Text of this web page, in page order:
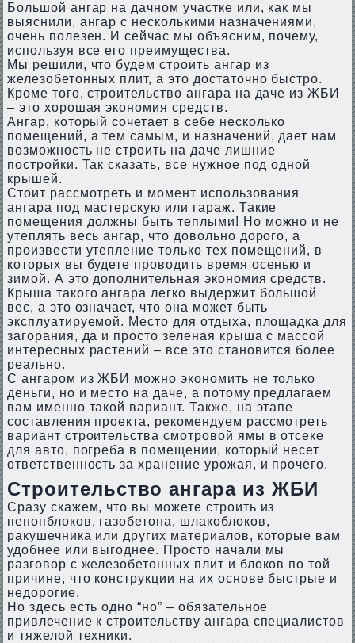
Большой ангар на дачном участке или, как мы
выяснили, ангар с несколькими назначениями,
очень полезен. И сейчас мы объясним, почему,
используя все его преимущества.
Мы решили, что будем строить ангар из
железобетонных плит, а это достаточно быстро.
Кроме того, строительство ангара на даче из ЖБИ
– это хорошая экономия средств.
Ангар, который сочетает в себе несколько
помещений, а тем самым, и назначений, дает нам
возможность не строить на даче лишние
постройки. Так сказать, все нужное под одной
крышей.
Стоит рассмотреть и момент использования
ангара под мастерскую или гараж. Такие
помещения должны быть теплыми! Но можно и не
утеплять весь ангар, что довольно дорого, а
произвести утепление только тех помещений, в
которых вы будете проводить время осенью и
зимой. А это дополнительная экономия средств.
Крыша такого ангара легко выдержит большой
вес, а это означает, что она может быть
эксплуатируемой. Место для отдыха, площадка для
загорания, да и просто зеленая крыша с массой
интересных растений – все это становится более
реально.
С ангаром из ЖБИ можно экономить не только
деньги, но и место на даче, а потому предлагаем
вам именно такой вариант. Также, на этапе
составления проекта, рекомендуем рассмотреть
вариант строительства смотровой ямы в отсеке
для авто, погреба в помещении, который несет
ответственность за хранение урожая, и прочего.
Строительство ангара из ЖБИ
Сразу скажем, что вы можете строить из
пенопблоков, газобетона, шлакоблоков,
ракушечника или других материалов, которые вам
удобнее или выгоднее. Просто начали мы
разговор с железобетонных плит и блоков по той
причине, что конструкции на их основе быстрые и
недорогие.
Но здесь есть одно “но” – обязательное
привлечение к строительству ангара специалистов
и тяжелой техники.